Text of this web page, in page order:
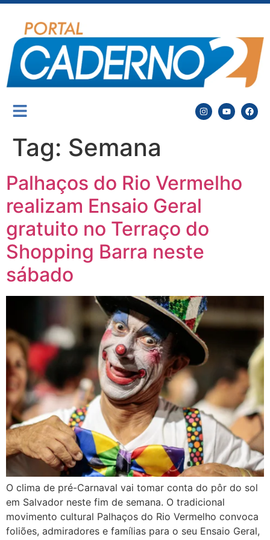
Tag: Semana
Palhaços do Rio Vermelho
realizam Ensaio Geral
gratuito no Terraço do
Shopping Barra neste
sábado
O clima de pré-Carnaval vai tomar conta do pôr do sol
em Salvador neste fim de semana. O tradicional
movimento cultural Palhaços do Rio Vermelho convoca
foliões, admiradores e famílias para o seu Ensaio Geral,